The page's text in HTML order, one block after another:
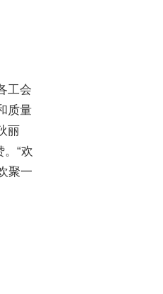
工会
质量
丽
“欢
聚一